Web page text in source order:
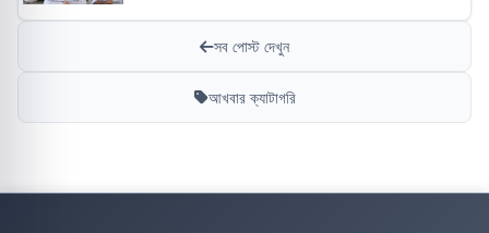
সব পোস্ট দেখুন
আখবার ক্যাটাগরি